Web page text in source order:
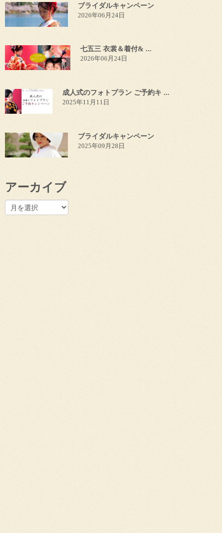
ブライダルキャンペーン
2026年06月24日
七五三 衣裳＆着付& ...
2026年06月24日
成人式のフォトプラン ご予約キ ...
2025年11月11日
ブライダルキャンペーン
2025年09月28日
アーカイブ